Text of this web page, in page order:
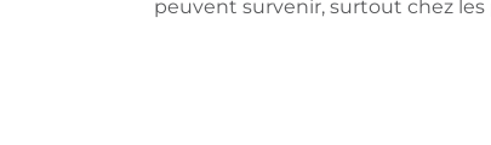
peuvent survenir, surtout chez les